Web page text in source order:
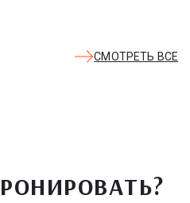
СМОТРЕТЬ ВСЕ